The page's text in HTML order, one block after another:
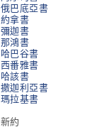
俄巴底亞書
約拿書
彌迦書
那鴻書
哈巴谷書
西番雅書
哈該書
撒迦利亞書
瑪拉基書
新約